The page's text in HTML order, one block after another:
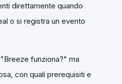
direttamente quando
o si registra un evento
funziona?" ma
con quali prerequisiti e